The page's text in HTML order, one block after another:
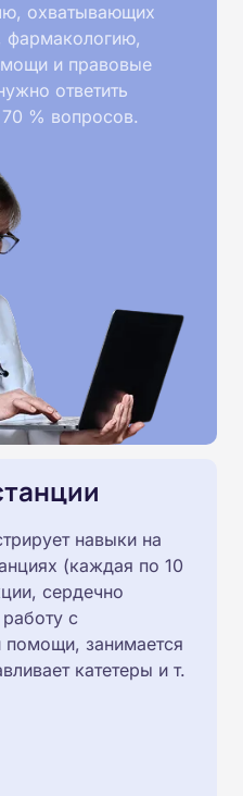
охватывающих
фармакологию,
и правовые
ответить
% вопросов.
навыки на
(каждая по 10
сердечно
с
занимается
катетеры и т.